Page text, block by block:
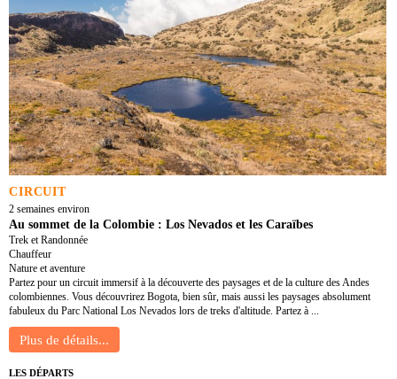
CIRCUIT
2 semaines environ
Au sommet de la Colombie : Los Nevados et les Caraïbes
Trek et Randonnée
Chauffeur
Nature et aventure
Partez pour un circuit immersif à la découverte des paysages et de la culture des Andes
colombiennes. Vous découvrirez Bogota, bien sûr, mais aussi les paysages absolument
fabuleux du Parc National Los Nevados lors de treks d'altitude. Partez à ...
LES DÉPARTS